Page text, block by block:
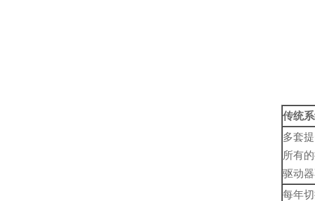
传统
多套
所有
驱动
每年